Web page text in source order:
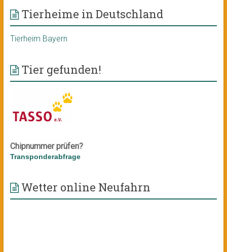
Tierheime in Deutschland
Tierheim Bayern
Tier gefunden!
Chipnummer prüfen?
Transponderabfrage
Wetter online Neufahrn